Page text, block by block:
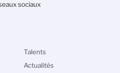
sociaux
Talents
Actualités